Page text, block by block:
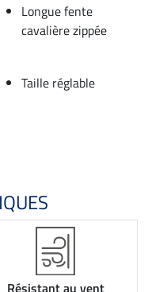
Longue fente
cavalière zippée
Taille réglable